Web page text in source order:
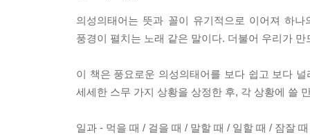
입을 거의 안 벌리거나 조금 벌리고 웃는 웃음을
글 · 성글, 싱글벙글은 정다운 웃음, 방글 · 벙글 ·
답다. 보드랍게 웃는 방그레 · 방실, 살짝 한 번 웃
의성의태어는 뜻과 꼴이 유기적으로 이어져 하
풍경이 펼치는 노래 같은 말이다. 더불어 우리가
이 책은 풍요로운 의성의태어를 보다 쉽고 보다
세세한 스무 가지 상황을 상정한 후, 각 상황에 쓸
일과 - 먹을 때 / 걸을 때 / 말할 때 / 일할 때 / 잠잘 때